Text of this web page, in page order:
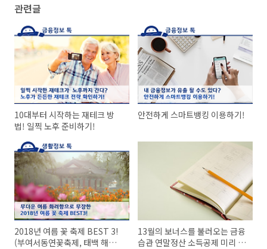
관련글
10대부터 시작하는 재테크 방
법! 일찍 노후 준비하기!
안전하게 스마트뱅킹 이용하기!
2018년 여름 꽃 축제 BEST 3!
(부여서동연꽃축제, 태백 해바
13월의 보너스를 불러오는 금융
습관 연말정산 소득공제 미리 알